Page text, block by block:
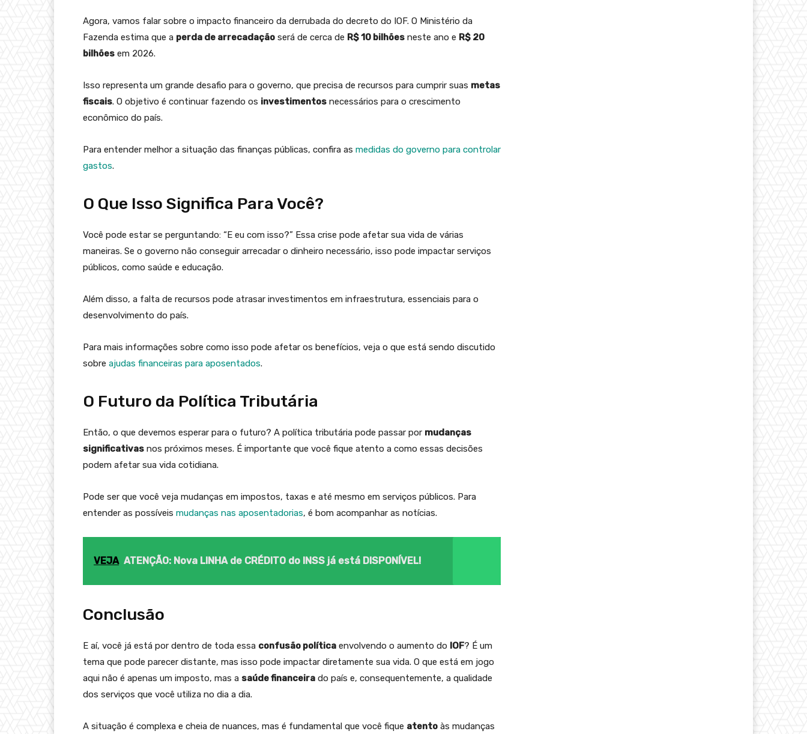
Agora, vamos falar sobre o impacto financeiro da derrubada do decreto do IOF. O Ministério da
Fazenda estima que a perda de arrecadação será de cerca de R$ 10 bilhões neste ano e R$ 20
bilhões em 2026.
Isso representa um grande desafio para o governo, que precisa de recursos para cumprir suas metas
fiscais. O objetivo é continuar fazendo os investimentos necessários para o crescimento
econômico do país.
Para entender melhor a situação das finanças públicas, confira as medidas do governo para controlar
gastos.
O Que Isso Significa Para Você?
Você pode estar se perguntando: “E eu com isso?” Essa crise pode afetar sua vida de várias
maneiras. Se o governo não conseguir arrecadar o dinheiro necessário, isso pode impactar serviços
públicos, como saúde e educação.
Além disso, a falta de recursos pode atrasar investimentos em infraestrutura, essenciais para o
desenvolvimento do país.
Para mais informações sobre como isso pode afetar os benefícios, veja o que está sendo discutido
sobre ajudas financeiras para aposentados.
O Futuro da Política Tributária
Então, o que devemos esperar para o futuro? A política tributária pode passar por mudanças
significativas nos próximos meses. É importante que você fique atento a como essas decisões
podem afetar sua vida cotidiana.
Pode ser que você veja mudanças em impostos, taxas e até mesmo em serviços públicos. Para
entender as possíveis mudanças nas aposentadorias, é bom acompanhar as notícias.
VEJA ATENÇÃO: Nova LINHA de CRÉDITO do INSS já está DISPONÍVEL!
Conclusão
E aí, você já está por dentro de toda essa confusão política envolvendo o aumento do IOF? É um
tema que pode parecer distante, mas isso pode impactar diretamente sua vida. O que está em jogo
aqui não é apenas um imposto, mas a saúde financeira do país e, consequentemente, a qualidade
dos serviços que você utiliza no dia a dia.
A situação é complexa e cheia de nuances, mas é fundamental que você fique atento às mudanças